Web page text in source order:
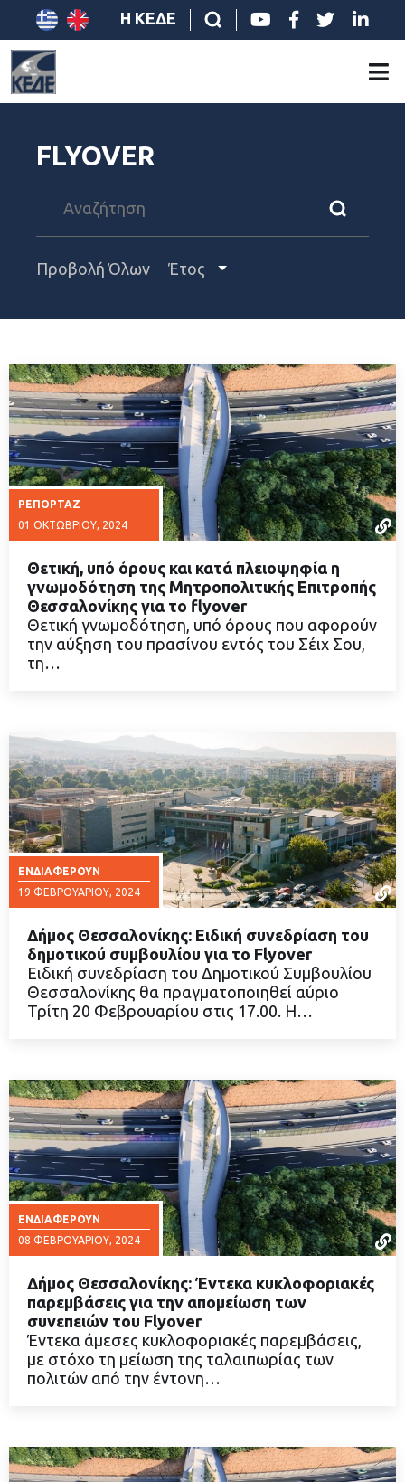
Η ΚΕΔΕ
FLYOVER
Προβολή Όλων Έτος
ΡΕΠΟΡΤΆΖ
01 ΟΚΤΩΒΡΊΟΥ, 2024
ΔΙΑΒΑΣΤΕ ΠΕΡΙΣΣΟΤΕΡΑ
Θετική, υπό όρους και κατά πλειοψηφία η
γνωμοδότηση της Μητροπολιτικής Επιτροπής
Θεσσαλονίκης για το flyover
Θετική γνωμοδότηση, υπό όρους που αφορούν
την αύξηση του πρασίνου εντός του Σέιχ Σου,
τη…
ΕΝΔΙΑΦΈΡΟΥΝ
19 ΦΕΒΡΟΥΑΡΊΟΥ, 2024
ΔΙΑΒΑΣΤΕ ΠΕΡΙΣΣΟΤΕΡΑ
Δήμος Θεσσαλονίκης: Ειδική συνεδρίαση του
δημοτικού συμβουλίου για το Flyover
Ειδική συνεδρίαση του Δημοτικού Συμβουλίου
Θεσσαλονίκης θα πραγματοποιηθεί αύριο
Τρίτη 20 Φεβρουαρίου στις 17.00. Η…
ΕΝΔΙΑΦΈΡΟΥΝ
08 ΦΕΒΡΟΥΑΡΊΟΥ, 2024
ΔΙΑΒΑΣΤΕ ΠΕΡΙΣΣΟΤΕΡΑ
Δήμος Θεσσαλονίκης: Έντεκα κυκλοφοριακές
παρεμβάσεις για την απομείωση των
συνεπειών του Flyover
Έντεκα άμεσες κυκλοφοριακές παρεμβάσεις,
με στόχο τη μείωση της ταλαιπωρίας των
πολιτών από την έντονη…